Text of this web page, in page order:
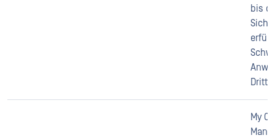
bis
My